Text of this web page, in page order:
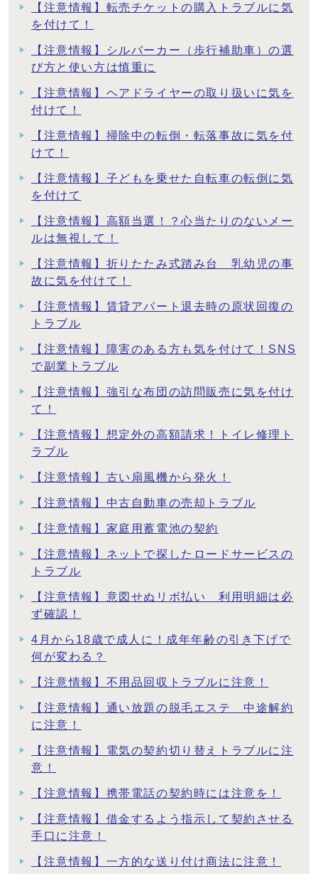
【注意情報】転売チケットの購入トラブルに気
を付けて！
【注意情報】シルバーカー（歩行補助車）の選
び方と使い方は慎重に
【注意情報】ヘアドライヤーの取り扱いに気を
付けて！
【注意情報】掃除中の転倒・転落事故に気を付
けて！
【注意情報】子どもを乗せた自転車の転倒に気
を付けて
【注意情報】高額当選！？心当たりのないメー
ルは無視して！
【注意情報】折りたたみ式踏み台 乳幼児の事
故に気を付けて！
【注意情報】賃貸アパート退去時の原状回復の
トラブル
【注意情報】障害のある方も気を付けて！SNS
で副業トラブル
【注意情報】強引な布団の訪問販売に気を付け
て！
【注意情報】想定外の高額請求！トイレ修理ト
ラブル
【注意情報】古い扇風機から発火！
【注意情報】中古自動車の売却トラブル
【注意情報】家庭用蓄電池の契約
【注意情報】ネットで探したロードサービスの
トラブル
【注意情報】意図せぬリボ払い 利用明細は必
ず確認！
4月から18歳で成人に！成年年齢の引き下げで
何が変わる？
【注意情報】不用品回収トラブルに注意！
【注意情報】通い放題の脱毛エステ 中途解約
に注意！
【注意情報】電気の契約切り替えトラブルに注
意！
【注意情報】携帯電話の契約時には注意を！
【注意情報】借金するよう指示して契約させる
手口に注意！
【注意情報】一方的な送り付け商法に注意！